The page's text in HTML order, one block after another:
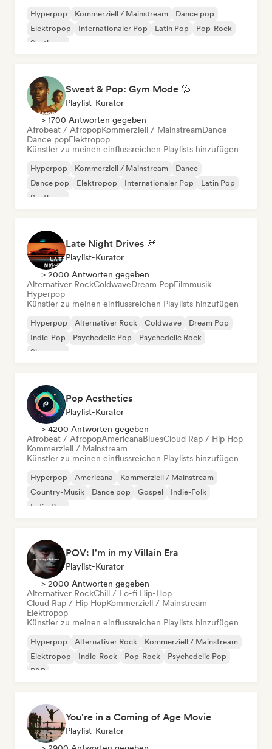
Hyperpop Kommerziell / Mainstream
Dance pop
Elektropop
Internationaler Pop Latin Pop
Pop-Rock
Synthpop
Sweat & Pop: Gym Mode 💦
Playlist-Kurator
> 1700 Antworten gegeben
Afrobeat / AfropopKommerziell / MainstreamDance
Dance popElektropop
Künstler zu meinen einflussreichen Playlists hinzufügen
Hyperpop Kommerziell / Mainstream
Dance
Dance pop
Elektropop Internationaler Pop
Latin Pop
Synthpop
Late Night Drives 🎆
Playlist-Kurator
> 2000 Antworten gegeben
Alternativer RockColdwaveDream PopFilmmusik
Hyperpop
Künstler zu meinen einflussreichen Playlists hinzufügen
Hyperpop Alternativer Rock Coldwave
Dream Pop
Indie-Pop
Psychedelic Pop
Psychedelic Rock
Shoegaze
Pop Aesthetics
Playlist-Kurator
> 4200 Antworten gegeben
Afrobeat / AfropopAmericanaBluesCloud Rap / Hip Hop
Kommerziell / Mainstream
Künstler zu meinen einflussreichen Playlists hinzufügen
Hyperpop Americana
Kommerziell / Mainstream
Country-Musik
Dance pop Gospel
Indie-Folk
Indie-Pop
POV: I'm in my Villain Era
Playlist-Kurator
> 2000 Antworten gegeben
Alternativer RockChill / Lo-fi Hip-Hop
Cloud Rap / Hip HopKommerziell / Mainstream
Elektropop
Künstler zu meinen einflussreichen Playlists hinzufügen
Hyperpop Alternativer Rock
Kommerziell / Mainstream
Elektropop
Indie-Rock Pop-Rock
Psychedelic Pop
R&B
You're in a Coming of Age Movie
Playlist-Kurator